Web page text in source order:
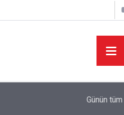
KMTSO'DAN
Günün tüm